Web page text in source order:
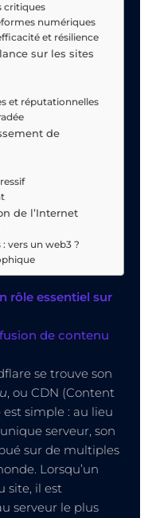
critiques
numériques
et résilience
sur les sites
et réputationnelles
de
de l’Internet
vers un web3 ?
rôle essentiel sur
de contenu
se trouve son
, ou CDN (Content
simple : au lieu
serveur, son
sur de multiples
Lorsqu’un
site, il est
serveur le plus